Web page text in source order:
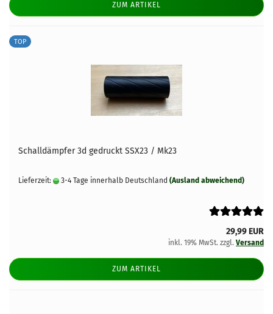
ZUM ARTIKEL
TOP
Schalldämpfer 3d gedruckt SSX23 / Mk23
Lieferzeit: 3-4 Tage innerhalb Deutschland (Ausland abweichend)
29,99 EUR
inkl. 19% MwSt. zzgl. Versand
ZUM ARTIKEL